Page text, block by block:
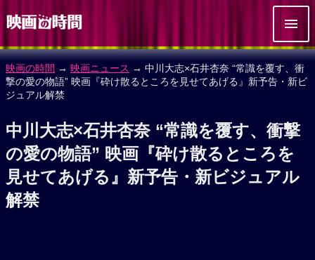
映画の時間 → 映画ニュース → 中川大志×石井杏奈 “常識を覆す、衝
撃の愛の物語” 映画『砕け散るところを見せてあげる』新予告・新ビ
ジュアル解禁
中川大志×石井杏奈 “常識を覆す、衝撃
の愛の物語” 映画『砕け散るところを
見せてあげる』新予告・新ビジュアル
解禁